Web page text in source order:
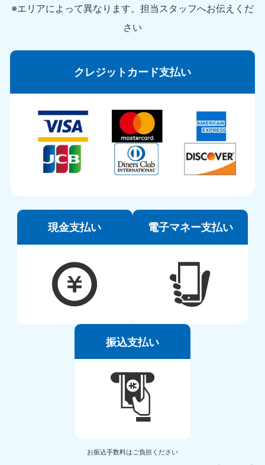
※エリアによって異なります。担当スタッフへお伝えくだ
さい
クレジットカード支払い
現金支払い 電子マネー支払い
振込支払い
お振込手数料はご負担ください